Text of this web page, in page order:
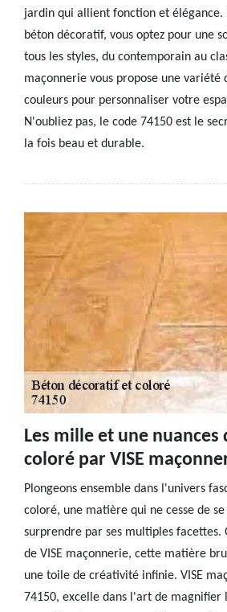
jardin qui allient fonction et élégance.
béton décoratif, vous optez pour une
tous les styles, du contemporain au
maçonnerie vous propose une variété
couleurs pour personnaliser votre
N'oubliez pas, le code 74150 est le
la fois beau et durable.
Les mille et une nuances
coloré par VISE
Plongeons ensemble dans l'univers
coloré, une matière qui ne cesse de
surprendre par ses multiples facettes.
de VISE maçonnerie, cette matière
une toile de créativité infinie. VISE
74150, excelle dans l'art de magnifier